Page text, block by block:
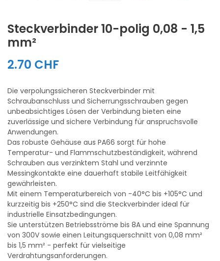
Steckverbinder 10-polig 0,08 - 1,5
mm²
2.70 CHF
Die verpolungssicheren Steckverbinder mit
Schraubanschluss und Sicherrungsschrauben gegen
unbeabsichtiges Lösen der Verbindung bieten eine
zuverlässige und sichere Verbindung für anspruchsvolle
Anwendungen.
Das robuste Gehäuse aus PA66 sorgt für hohe
Temperatur- und Flammschutzbeständigkeit, während
Schrauben aus verzinktem Stahl und verzinnte
Messingkontakte eine dauerhaft stabile Leitfähigkeit
gewährleisten.
Mit einem Temperaturbereich von -40°C bis +105°C und
kurzzeitig bis +250°C sind die Steckverbinder ideal für
industrielle Einsatzbedingungen.
Sie unterstützen Betriebsströme bis 8A und eine Spannung
von 300V sowie einen Leitungsquerschnitt von 0,08 mm²
bis 1,5 mm² - perfekt für vielseitige
Verdrahtungsanforderungen.